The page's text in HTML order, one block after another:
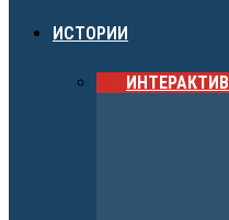
ИСТОРИИ
ИНТЕРАКТИВ